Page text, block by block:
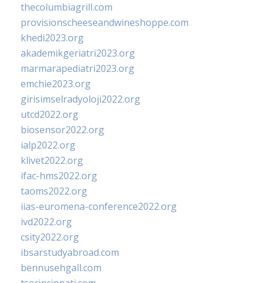
thecolumbiagrill.com
provisionscheeseandwineshoppe.com
khedi2023.org
akademikgeriatri2023.org
marmarapediatri2023.org
emchie2023.org
girisimselradyoloji2022.org
utcd2022.org
biosensor2022.org
ialp2022.org
klivet2022.org
ifac-hms2022.org
taoms2022.org
iias-euromena-conference2022.org
ivd2022.org
csity2022.org
ibsarstudyabroad.com
bennusehgall.com